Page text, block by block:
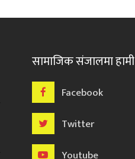
सामाजिक संजालमा हामी
Facebook
Twitter
Youtube